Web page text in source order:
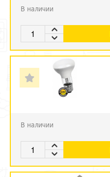
В наличии
В наличии